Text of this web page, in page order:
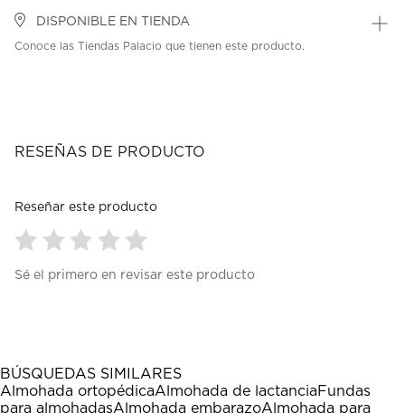
DISPONIBLE EN TIENDA
Conoce las Tiendas Palacio que tienen este producto.
RESEÑAS DE PRODUCTO
Reseñar este producto
para
1
estrella
Esta
para
estrellas.
Esta
para
estrellas.
Esta
para
estrellas.
Esta
para
estrellas.
Esta
Sé el primero en revisar este producto
BÚSQUEDAS SIMILARES
Almohada ortopédicaAlmohada de lactanciaFundas
para almohadasAlmohada embarazoAlmohada para